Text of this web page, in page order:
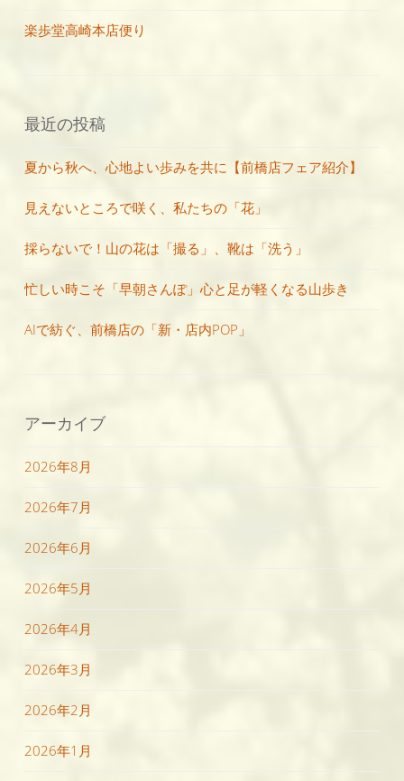
楽歩堂高崎本店便り
最近の投稿
夏から秋へ、心地よい歩みを共に【前橋店フェア紹介】
見えないところで咲く、私たちの「花」
採らないで！山の花は「撮る」、靴は「洗う」
忙しい時こそ「早朝さんぽ」心と足が軽くなる山歩き
AIで紡ぐ、前橋店の「新・店内POP」
アーカイブ
2026年8月
2026年7月
2026年6月
2026年5月
2026年4月
2026年3月
2026年2月
2026年1月